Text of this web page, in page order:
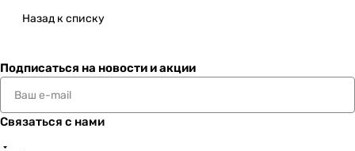
Назад к списку
Подписаться на новости и акции
Связаться с нами